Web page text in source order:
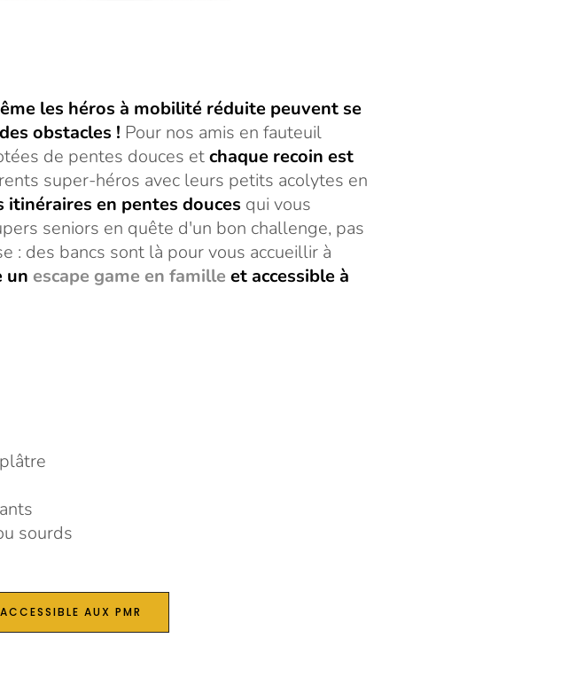
les héros à mobilité réduite peuvent se
obstacles ! Pour nos amis en fauteuil
de pentes douces etchaque recoin est
super-héros avec leurs petits acolytes en
itinéraires en pentes douces qui vous
seniors en quête d'un bon challenge, pas
: des bancs sont là pour vous accueillir à
un escape game en famille et accessible à
sourds
AUX PMR